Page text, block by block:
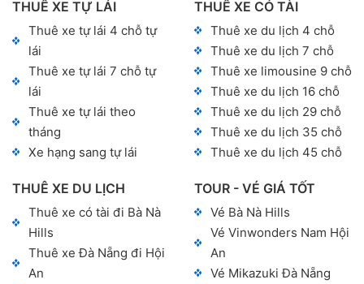
THUÊ XE TỰ LÁI
Thuê xe tự lái 4 chỗ tự
lái
Thuê xe tự lái 7 chỗ tự
lái
Thuê xe tự lái theo
tháng
Xe hạng sang tự lái
THUÊ XE DU LỊCH
Thuê xe có tài đi Bà Nà
Hills
Thuê xe Đà Nẵng đi Hội
An
THUÊ XE CÓ TÀI
Thuê xe du lịch 4 chỗ
Thuê xe du lịch 7 chỗ
Thuê xe limousine 9 chỗ
Thuê xe du lịch 16 chỗ
Thuê xe du lịch 29 chỗ
Thuê xe du lịch 35 chỗ
Thuê xe du lịch 45 chỗ
TOUR - VÉ GIÁ TỐT
Vé Bà Nà Hills
Vé Vinwonders Nam Hội
An
Vé Mikazuki Đà Nẵng